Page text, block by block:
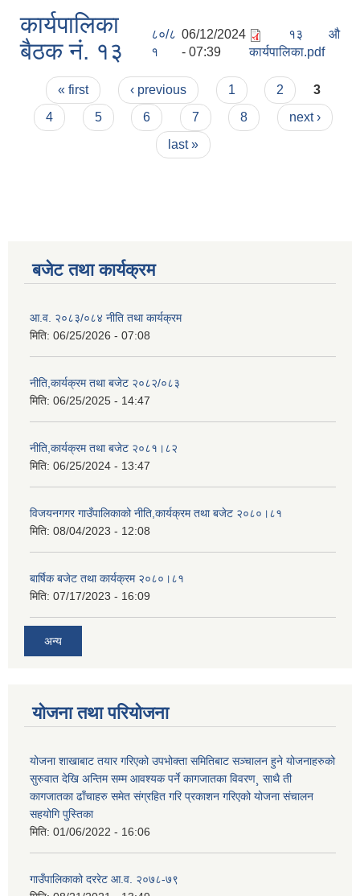
कार्यपालिका
बैठक नं. १३
८०/८
१
06/12/2024
- 07:39
१३ औ
कार्यपालिका.pdf
Pages
« first ‹ previous 1 2
3
4
5 6 7 8
next ›
last »
बजेट तथा कार्यक्रम
आ.व. २०८३/०८४ नीति तथा कार्यक्रम
मिति: 06/25/2026 - 07:08
नीति,कार्यक्रम तथा बजेट २०८२/०८३
मिति: 06/25/2025 - 14:47
नीति,कार्यक्रम तथा बजेट २०८१।८२
मिति: 06/25/2024 - 13:47
विजयनगगर गाउँपालिकाको नीति,कार्यक्रम तथा बजेट २०८०।८१
मिति: 08/04/2023 - 12:08
बार्षिक बजेट तथा कार्यक्रम २०८०।८१
मिति: 07/17/2023 - 16:09
अन्य
योजना तथा परियोजना
योजना शाखाबाट तयार गरिएको उपभोक्ता समितिबाट सञ्चालन हुने योजनाहरुको
सुरुवात देखि अन्तिम सम्म आवश्यक पर्ने कागजातका विवरण¸ साथै ती
कागजातका ढाँचाहरु समेत संग्रहित गरि प्रकाशन गरिएको योजना संचालन
सहयोगि पुस्तिका
मिति: 01/06/2022 - 16:06
गाउँपालिकाको दररेट आ.व. २०७८-७९